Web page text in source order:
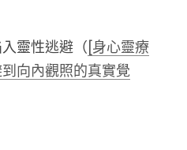
靈性逃避（ [身心靈療
向內觀照的真實覺